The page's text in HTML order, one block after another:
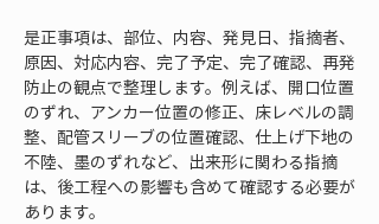
是正事項は、部位、内容、発見日、指摘者、
原因、対応内容、完了予定、完了確認、再発
防止の観点で整理します。例えば、開口位置
のずれ、アンカー位置の修正、床レベルの調
整、配管スリーブの位置確認、仕上げ下地の
不陸、墨のずれなど、出来形に関わる指摘
は、後工程への影響も含めて確認する必要が
あります。